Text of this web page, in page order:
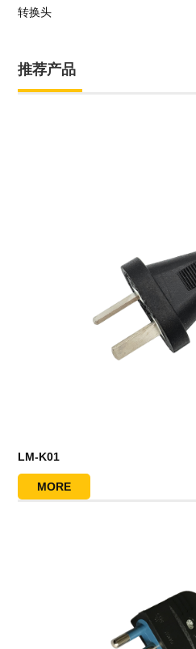
转换头
推荐产品
LM-K01
MORE